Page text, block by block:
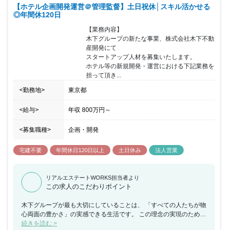
のやりがいだけではなく働きやすい環境も整えておりますので、長
期的に腰を据えてご勤務頂くことが可能です。
【ホテル企画開発運営＠管理監督】土日祝休│スキル活かせる
◎年間休120日
【業務内容】
木下グループの新たな事業、株式会社木下不動
産開発にて
スタートアップ人材を募集いたします。
ホテル等の新規開発・運営における下記業務を
担って頂き...
<勤務地> 東京都
<給与> 年収 800万円 ～
<募集職種> 企画・開発
宅建不要 年間休日120日以上 土日休み 法人営業
リアルエステートWORKS担当者より
この求人のこだわりポイント
木下グループが最も大切にしていることは、 「すべての人たちが物
心両面の豊かさ」の実感できる生活です。 この理念の実現のため幅
広い業種で事業を展開しています。 木下グループの理念に共感し実
続きを読む >